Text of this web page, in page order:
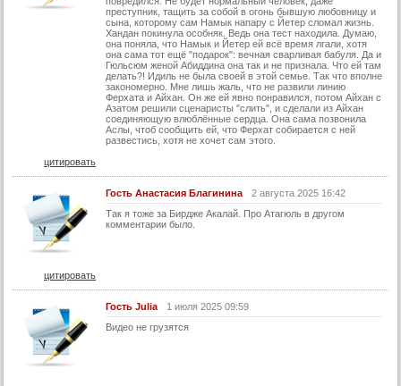
26 серия
29 серия (суб)
30 серия
30 серия (суб)
31 серия
31 серия (суб)
32 серия (суб)
Конец
преступник, тащить за собой в огонь бывшую любовницу и
сына, которому сам Намык напару с Йетер сломал жизнь.
Хандан покинула особняк. Ведь она тест находила. Думаю,
она поняла, что Намык и Йетер ей всё время лгали, хотя
она сама тот ещё "подарок": вечная сварливая бабуля. Да и
Гюльсюм женой Абиддина она так и не признала. Что ей там
делать?! Идиль не была своей в этой семье. Так что вполне
закономерно. Мне лишь жаль, что не развили линию
Ферхата и Айхан. Он же ей явно понравился, потом Айхан с
Азатом решили сценаристы "слить", и сделали из Айхан
соединяющую влюблённые сердца. Она сама позвонила
Аслы, чтоб сообщить ей, что Ферхат собирается с ней
развестись, хотя не хочет сам этого.
цитировать
Гость Анастасия Благинина
2 августа 2025 16:42
Так я тоже за Бирдже Акалай. Про Атагюль в другом
комментарии было.
цитировать
Гость Julia
1 июля 2025 09:59
Видео не грузятся